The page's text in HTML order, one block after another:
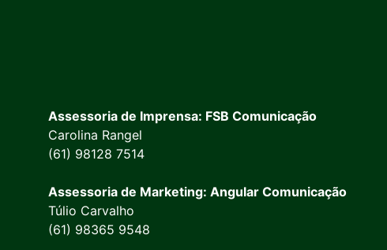
Assessoria de Imprensa: FSB Comunicação
Carolina Rangel
(61) 98128 7514
Assessoria de Marketing: Angular Comunicação
Túlio Carvalho
(61) 98365 9548